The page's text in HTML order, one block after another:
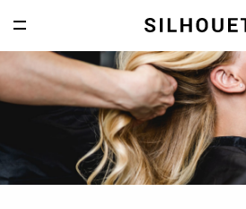
DE SALON
MEER VAN JOU
MEER VAN JOU CONCEPT
VERZORGEN, KNIPPEN &
Navigatie weergeven